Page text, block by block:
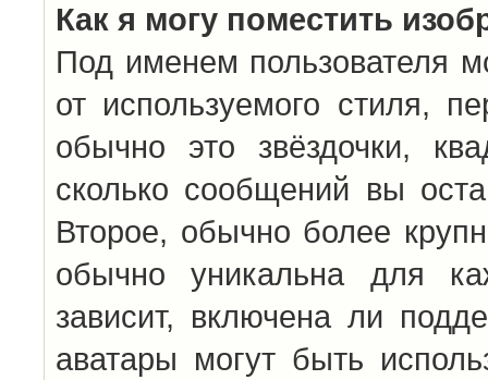
Как я могу поместить
Под именем пользователя
от используемого стиля,
обычно это звёздочки,
сколько сообщений вы
Второе, обычно более
обычно уникальна для
зависит, включена ли
аватары могут быть